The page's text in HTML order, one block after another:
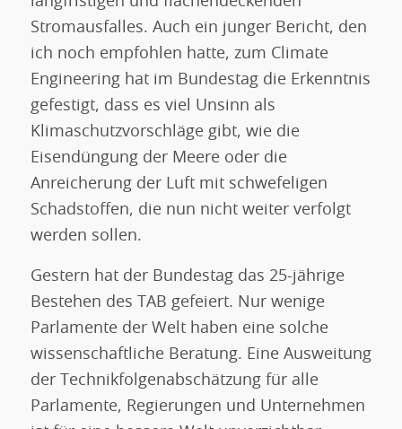
Stromausfalles. Auch ein junger Bericht, den
ich noch empfohlen hatte, zum Climate
Engineering hat im Bundestag die Erkenntnis
gefestigt, dass es viel Unsinn als
Klimaschutzvorschläge gibt, wie die
Eisendüngung der Meere oder die
Anreicherung der Luft mit schwefeligen
Schadstoffen, die nun nicht weiter verfolgt
werden sollen.
Gestern hat der Bundestag das 25-jährige
Bestehen des TAB gefeiert. Nur wenige
Parlamente der Welt haben eine solche
wissenschaftliche Beratung. Eine Ausweitung
der Technikfolgenabschätzung für alle
Parlamente, Regierungen und Unternehmen